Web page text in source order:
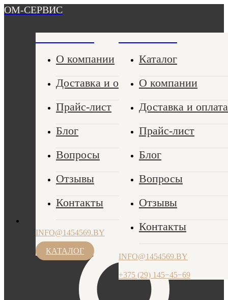
ОМ-СЕРВИС
О компании
Доставка и оплата
Прайс-лист
Блог
Вопросы
Отзывы
Контакты
INFO@1454569.BY
ПН-ЧТ: 9.00-17.30, ПТ: 9.00-17.00
КАТАЛОГ
Каталог
О компании
Доставка и оплата
Прайс-лист
Блог
Вопросы
Отзывы
Контакты
INFO@1454569.BY
+375 (29) 145−45−69